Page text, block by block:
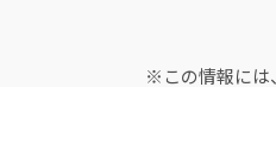
※この情報には